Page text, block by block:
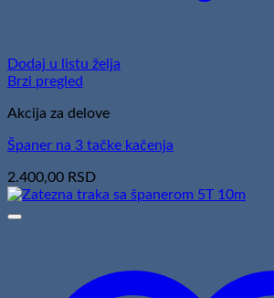
Dodaj u listu želja
Brzi pregled
Akcija za delove
Španer na 3 tačke kačenja
2.400,00 RSD